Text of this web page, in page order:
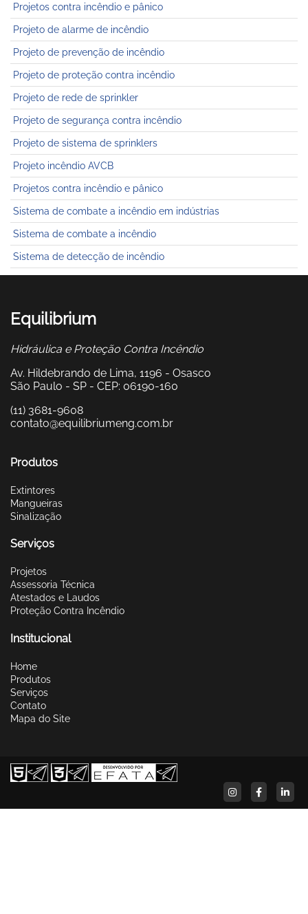
Projetos contra incêndio e pânico
Projeto de alarme de incêndio
Projeto de prevenção de incêndio
Projeto de proteção contra incêndio
Projeto de rede de sprinkler
Projeto de segurança contra incêndio
Projeto de sistema de sprinklers
Projeto incêndio AVCB
Projetos contra incêndio e pânico
Sistema de combate a incêndio em indústrias
Sistema de combate a incêndio
Sistema de detecção de incêndio
Equilibrium
Hidráulica e Proteção Contra Incêndio
Av. Hildebrando de Lima, 1196 - Osasco
São Paulo - SP - CEP: 06190-160
(11) 3681-9608
contato@equilibriumeng.com.br
Produtos
Extintores
Mangueiras
Sinalização
Serviços
Projetos
Assessoria Técnica
Atestados e Laudos
Proteção Contra Incêndio
Institucional
Home
Produtos
Serviços
Contato
Mapa do Site